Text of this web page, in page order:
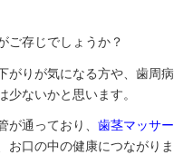
ご存じでしょうか？
がりが気になる方や、歯周
ないかと思います。
通っており、 歯茎マッサ
お口の中の健康につながりま